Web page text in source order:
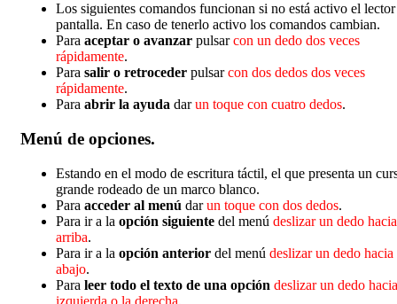
Los siguientes comandos funcionan si no está activo el
pantalla. En caso de tenerlo activo los comandos cambian.
Para aceptar o avanzar pulsarcon un dedo dos veces
rápidamente.
Para salir o retroceder pulsarcon dos dedos dos veces
rápidamente.
Para abrir la ayuda darun toque con cuatro dedos.
Menú de opciones.
Estando en el modo de escritura táctil, el que presenta un
grande rodeado de un marco blanco.
Para acceder al menú darun toque con dos dedos.
Para ir a la opción siguiente del menú deslizar un dedo hacia
arriba.
Para ir a la opción anterior del menú deslizar un dedo hacia
abajo.
Para leer todo el texto de una opción deslizar un dedo
izquierda o la derecha.